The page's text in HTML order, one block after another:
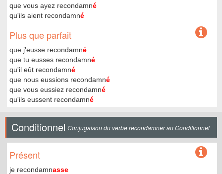
que vous ayez recondamné
qu'ils aient recondamné
Plus que parfait
que j'eusse recondamné
que tu eusses recondamné
qu'il eût recondamné
que nous eussions recondamné
que vous eussiez recondamné
qu'ils eussent recondamné
Conditionnel Conjugaison du verbe recondamner au Conditionnel
Présent
je recondamnasse